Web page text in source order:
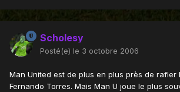
Scholesy
Posté(e) le 3 octobre 2006
Man United est de plus en plus près de rafler
Fernando Torres. Mais Man U joue le plus